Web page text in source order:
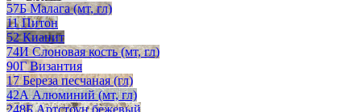
57Б Малага (мт, гл)
11 Питон
52 Кианит
74И Слоновая кость (мт, гл)
90Г Византия
17 Береза песчаная (гл)
42А Алюминий (мт, гл)
248Б Артстоун бежевый